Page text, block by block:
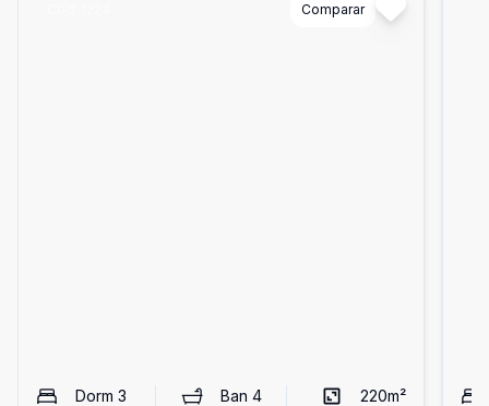
Comparar
Dorm 3 Ban 4 220m²